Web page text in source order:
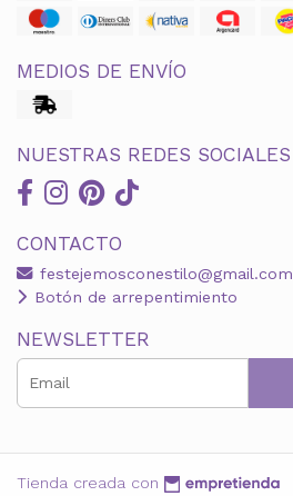
MEDIOS DE ENVÍO
NUESTRAS REDES SOCIALES
CONTACTO
festejemosconestilo@gmail.com
Botón de arrepentimiento
NEWSLETTER
Tienda creada con